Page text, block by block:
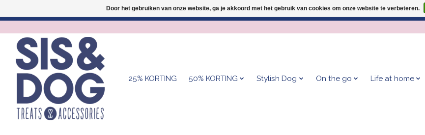
25% KORTING 50% KORTING Stylish Dog On the go Life at home
Door het gebruiken van onze website, ga je akkoord met het gebruik van cookies om onze website te verbeteren.
Geef je hond het kleedje waar 500+ baasjes fan van zijn!